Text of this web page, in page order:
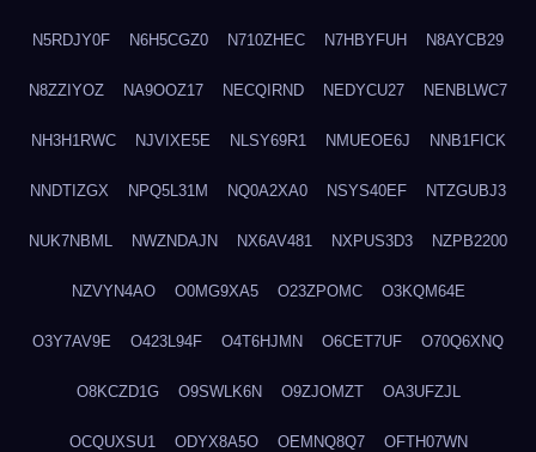
N5RDJY0F N6H5CGZ0 N710ZHEC N7HBYFUH N8AYCB29
N8ZZIYOZ NA9OOZ17 NECQIRND NEDYCU27 NENBLWC7
NH3H1RWC NJVIXE5E NLSY69R1 NMUEOE6J NNB1FICK
NNDTIZGX NPQ5L31M NQ0A2XA0 NSYS40EF NTZGUBJ3
NUK7NBML NWZNDAJN NX6AV481 NXPUS3D3 NZPB2200
NZVYN4AO O0MG9XA5 O23ZPOMC O3KQM64E
O3Y7AV9E O423L94F O4T6HJMN O6CET7UF O70Q6XNQ
O8KCZD1G O9SWLK6N O9ZJOMZT OA3UFZJL
OCQUXSU1 ODYX8A5O OEMNQ8Q7 OFTH07WN